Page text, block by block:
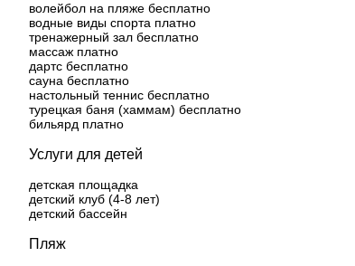
волейбол на пляже бесплатно
водные виды спорта платно
тренажерный зал бесплатно
массаж платно
дартс бесплатно
сауна бесплатно
настольный теннис бесплатно
турецкая баня (хаммам) бесплатно
бильярд платно
Услуги для детей
детская площадка
детский клуб (4-8 лет)
детский бассейн
Пляж